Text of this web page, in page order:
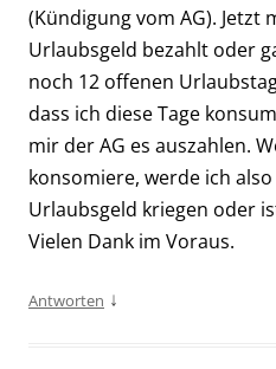
(Kündigung vom AG). Jetzt
Urlaubsgeld bezahlt oder
noch 12 offenen
dass ich diese Tage
mir der AG es auszahlen.
konsomiere, werde ich
Urlaubsgeld kriegen oder
Vielen Dank im Voraus.
Antworten ↓